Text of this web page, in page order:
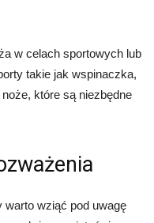
w celach sportowych lub
takie jak wspinaczka,
które są niezbędne
warto wziąć pod uwagę